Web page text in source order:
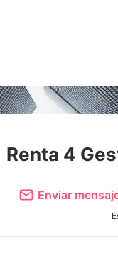
Renta 4
Enviar